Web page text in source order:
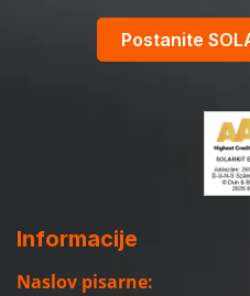
Postanite
Informacije
Naslov pisarne: